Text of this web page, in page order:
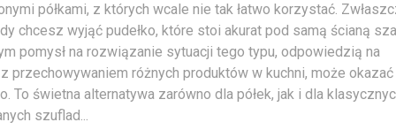
półkami, z których wcale nie tak łatwo korzystać.
chcesz wyjąć pudełko, które stoi akurat pod samą ścianą
pomysł na rozwiązanie sytuacji tego typu, odpowiedzią na
przechowywaniem różnych produktów w kuchni, może
To świetna alternatywa zarówno dla półek, jak i dla
szuflad...